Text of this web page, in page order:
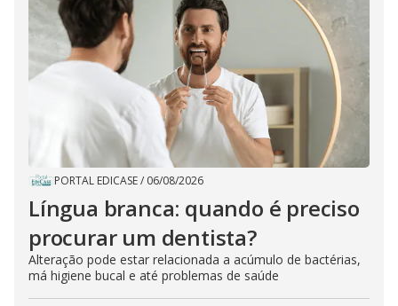
PORTAL EDICASE/ 06/08/2026
Língua branca: quando é preciso
procurar um dentista?
Alteração pode estar relacionada a acúmulo de bactérias,
má higiene bucal e até problemas de saúde